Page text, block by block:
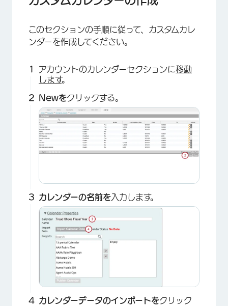
このセクションの手順に従って、カスタムカレ
ンダーを作成してください。
アカウントのカレンダーセクションに移動
します。
Newをクリックする。
カレンダーの名前を入力します。
カレンダーデータのインポートをクリック